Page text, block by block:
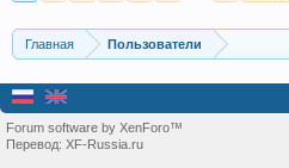
Главная Пользователи
Forum software by XenForo™
Перевод: XF-Russia.ru